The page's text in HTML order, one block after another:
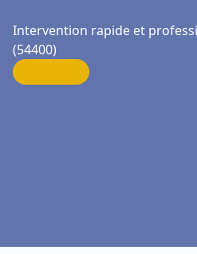
Intervention rapide et
(54400)